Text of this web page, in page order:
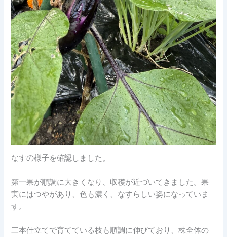
なすの様子を確認しました。
第一果が順調に大きくなり、収穫が近づいてきました。果
実にはつやがあり、色も濃く、なすらしい姿になっていま
す。
三本仕立てで育てている枝も順調に伸びており、株全体の